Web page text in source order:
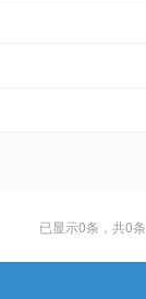
已显示0条，共0条